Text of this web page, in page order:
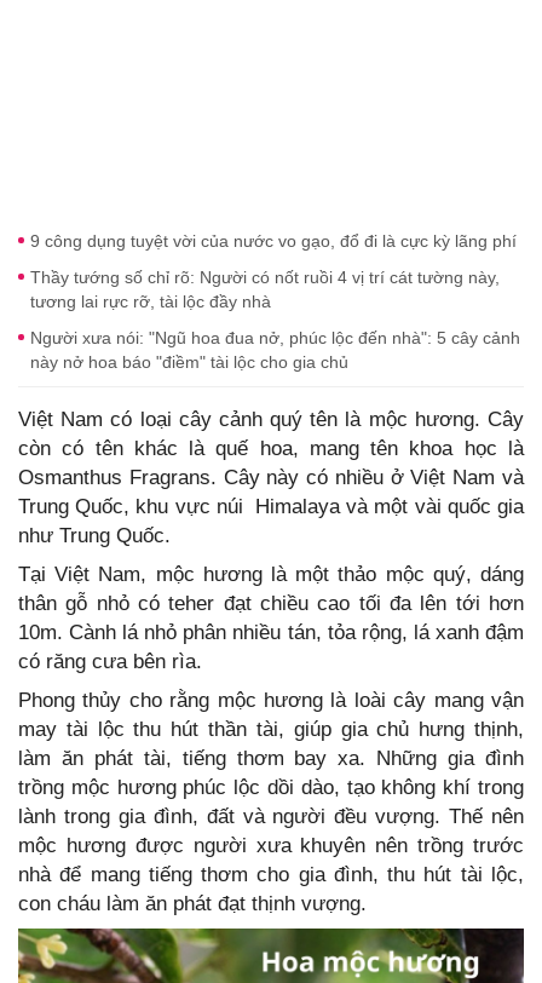
9 công dụng tuyệt vời của nước vo gạo, đổ đi là cực kỳ lãng phí
Thầy tướng số chỉ rõ: Người có nốt ruồi 4 vị trí cát tường này,
tương lai rực rỡ, tài lộc đầy nhà
Người xưa nói: "Ngũ hoa đua nở, phúc lộc đến nhà": 5 cây cảnh
này nở hoa báo "điềm" tài lộc cho gia chủ
Việt Nam có loại cây cảnh quý tên là mộc hương. Cây
còn có tên khác là quế hoa, mang tên khoa học là
Osmanthus Fragrans. Cây này có nhiều ở Việt Nam và
Trung Quốc, khu vực núi Himalaya và một vài quốc gia
như Trung Quốc.
Tại Việt Nam, mộc hương là một thảo mộc quý, dáng
thân gỗ nhỏ có teher đạt chiều cao tối đa lên tới hơn
10m. Cành lá nhỏ phân nhiều tán, tỏa rộng, lá xanh đậm
có răng cưa bên rìa.
Phong thủy cho rằng mộc hương là loài cây mang vận
may tài lộc thu hút thần tài, giúp gia chủ hưng thịnh,
làm ăn phát tài, tiếng thơm bay xa. Những gia đình
trồng mộc hương phúc lộc dồi dào, tạo không khí trong
lành trong gia đình, đất và người đều vượng. Thế nên
mộc hương được người xưa khuyên nên trồng trước
nhà để mang tiếng thơm cho gia đình, thu hút tài lộc,
con cháu làm ăn phát đạt thịnh vượng.